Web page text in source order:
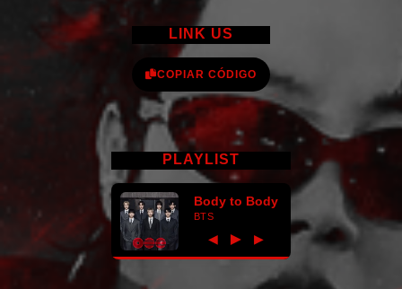
LINK US
COPIAR CÓDIGO
PLAYLIST
Body to Body
BTS
◀ ► ▶